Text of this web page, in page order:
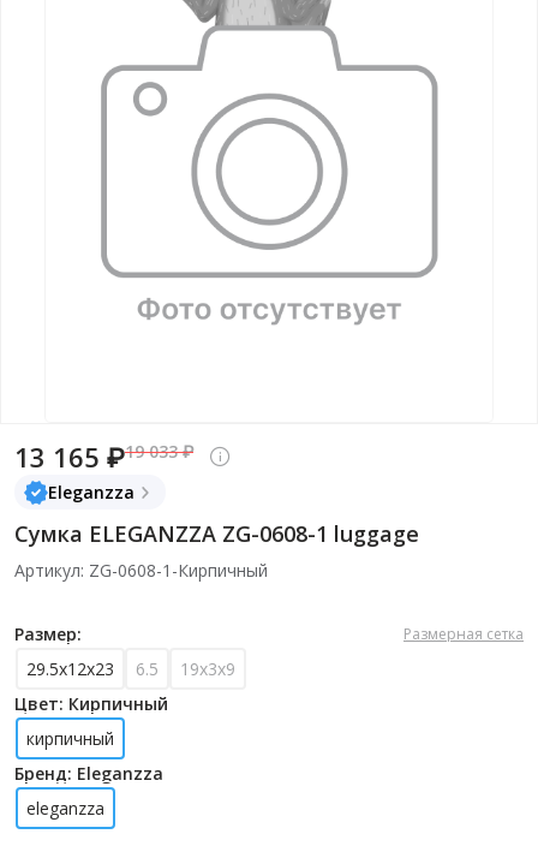
13 165 ₽19 033 ₽
Eleganzza
Сумка ELEGANZZA ZG-0608-1 luggage
Артикул: ZG-0608-1-Кирпичный
Размер: Размерная сетка
29.5х12х23 6.5
19х3х9
Цвет: Кирпичный
кирпичный
Бренд: Eleganzza
eleganzza